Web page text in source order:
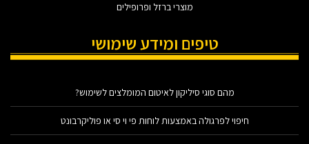
מוצרי ברזל ופרופילים
טיפים ומידע שימושי
מהם סוגי סיליקון לאיטום המומלצים לשימוש?
חיפוי לפרגולה באמצעות לוחות פי וי סי או פוליקרבונט